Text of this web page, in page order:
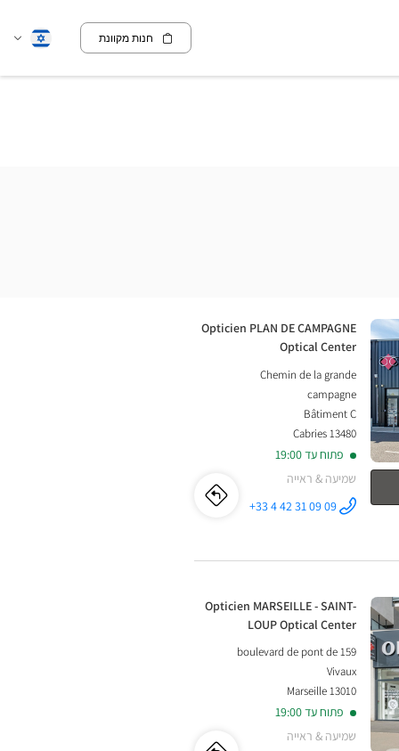
חנות מקוונת
שנהעברית
חנות:
Opticien PLAN DE CAMPAGNE
Optical Center
Chemin de la grande
campagne
Bâtiment C
13480 Cabries
פתוח עד 19:00
שמיעה & ראייה
התקשר לחנות
Optical
+33 4 42 31 09 09 לו"ז
לחנות
DE
חנות:
Opticien MARSEILLE - SAINT-
LOUP Optical Center
159 boulevard de pont de
Vivaux
13010 Marseille
פתוח עד 19:00
שמיעה & ראייה